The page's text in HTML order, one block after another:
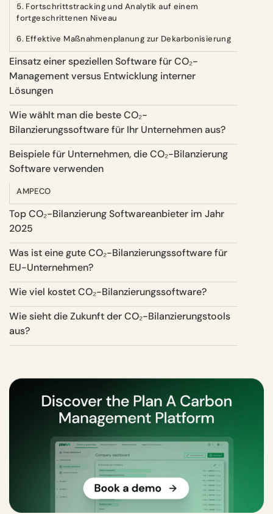
5. Fortschrittstracking und Analytik auf einem
fortgeschrittenen Niveau
6. Effektive Maßnahmenplanung zur Dekarbonisierung
Einsatz einer speziellen Software für CO₂-
Management versus Entwicklung interner
Lösungen
Wie wählt man die beste CO₂-
Bilanzierungssoftware für Ihr Unternehmen aus?
Beispiele für Unternehmen, die CO₂-Bilanzierung
Software verwenden
AMPECO
Top CO₂-Bilanzierung Softwareanbieter im Jahr
2025
Was ist eine gute CO₂-Bilanzierungssoftware für
EU-Unternehmen?
Wie viel kostet CO₂-Bilanzierungssoftware?
Wie sieht die Zukunft der CO₂-Bilanzierungstools
aus?